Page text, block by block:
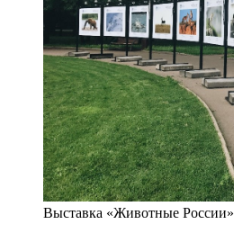
Выставка «Животные России»